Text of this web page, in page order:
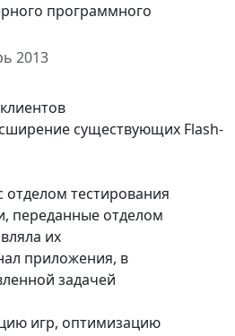
программного
2013
существующих Flash-
отделом тестирования
переданные отделом
их
приложения, в
задачей
игр, оптимизацию